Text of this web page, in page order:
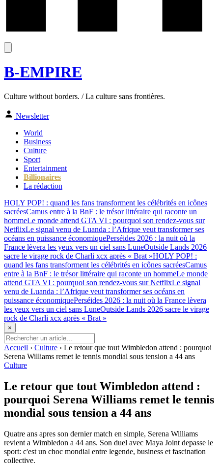
B-EMPIRE
Culture without borders. / La culture sans frontières.
Newsletter
World
Business
Culture
Sport
Entertainment
Billionaires
La rédaction
HOLY POP! : quand les fans transforment les célébrités en icônes
sacréesCamus entre à la BnF : le trésor littéraire qui raconte un
hommeLe monde attend GTA VI : pourquoi son rendez-vous sur
NetflixLe signal venu de Luanda : l’Afrique veut transformer ses
océans en puissance économiquePerséides 2026 : la nuit où la
France lèvera les yeux vers un ciel sans LuneOutside Lands 2026
sacre le virage rock de Charli xcx après « Brat »HOLY POP! :
quand les fans transforment les célébrités en icônes sacréesCamus
entre à la BnF : le trésor littéraire qui raconte un hommeLe monde
attend GTA VI : pourquoi son rendez-vous sur NetflixLe signal
venu de Luanda : l’Afrique veut transformer ses océans en
puissance économiquePerséides 2026 : la nuit où la France lèvera
les yeux vers un ciel sans LuneOutside Lands 2026 sacre le virage
rock de Charli xcx après « Brat »
×
Accueil › Culture › Le retour que tout Wimbledon attend : pourquoi
Serena Williams remet le tennis mondial sous tension a 44 ans
Culture
Le retour que tout Wimbledon attend :
pourquoi Serena Williams remet le tennis
mondial sous tension a 44 ans
Quatre ans apres son dernier match en simple, Serena Williams
revient a Wimbledon a 44 ans. Son duel avec Maya Joint depasse le
sport: c'est un choc mondial entre legende, business et fascination
collective.